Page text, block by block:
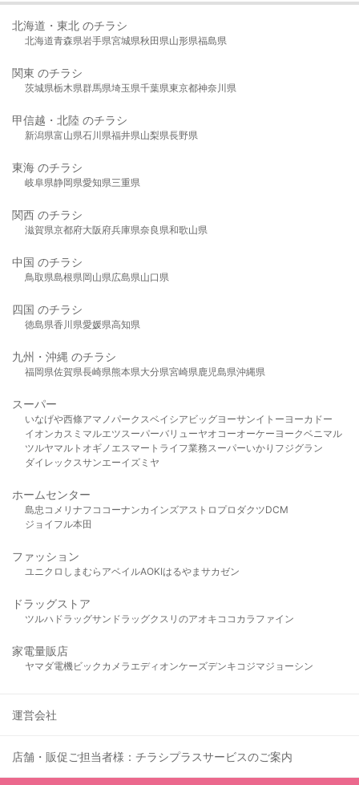
北海道・東北 のチラシ
北海道青森県岩手県宮城県秋田県山形県福島県
関東 のチラシ
茨城県栃木県群馬県埼玉県千葉県東京都神奈川県
甲信越・北陸 のチラシ
新潟県富山県石川県福井県山梨県長野県
東海 のチラシ
岐阜県静岡県愛知県三重県
関西 のチラシ
滋賀県京都府大阪府兵庫県奈良県和歌山県
中国 のチラシ
鳥取県島根県岡山県広島県山口県
四国 のチラシ
徳島県香川県愛媛県高知県
九州・沖縄 のチラシ
福岡県佐賀県長崎県熊本県大分県宮崎県鹿児島県沖縄県
スーパー
いなげや西條アマノパークスベイシア ビッグヨーサンイトーヨーカドー
イオンカスミ マルエツスーパーバリューヤオコーオーケー ヨークベニマル
ツルヤマルト オギノ エスマート ライフ業務スーパーいかり フジグラン
ダイレックスサンエーイズミヤ
ホームセンター
島忠 コメリ ナフコ コーナンカインズアストロプロダクツDCM
ジョイフル本田
ファッション
ユニクロ しまむら アベイルAOKIはるやま サカゼン
ドラッグストア
ツルハドラッグサンドラッグクスリのアオキ ココカラファイン
家電量販店
ヤマダ電機ビックカメラ エディオンケーズデンキ コジマジョーシン
運営会社
店舗・販促ご担当者様：チラシプラスサービスのご案内